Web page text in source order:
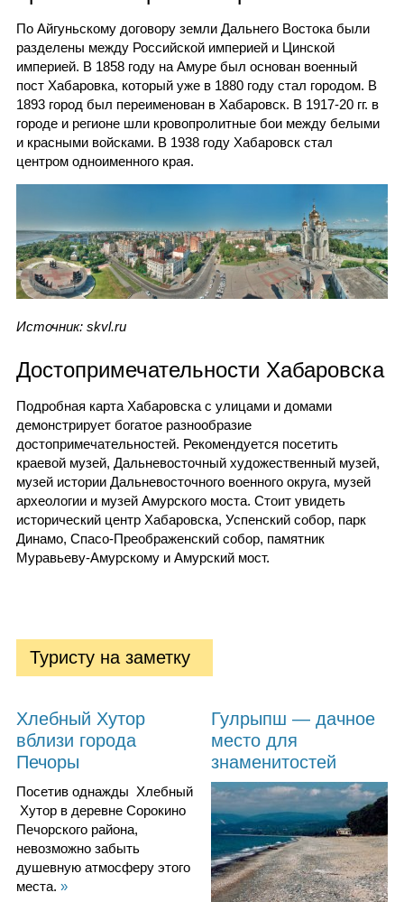
По Айгуньскому договору земли Дальнего Востока были
разделены между Российской империей и Цинской
империей. В 1858 году на Амуре был основан военный
пост Хабаровка, который уже в 1880 году стал городом. В
1893 город был переименован в Хабаровск. В 1917-20 гг. в
городе и регионе шли кровопролитные бои между белыми
и красными войсками. В 1938 году Хабаровск стал
центром одноименного края.
Источник: skvl.ru
Достопримечательности Хабаровска
Подробная карта Хабаровска с улицами и домами
демонстрирует богатое разнообразие
достопримечательностей. Рекомендуется посетить
краевой музей, Дальневосточный художественный музей,
музей истории Дальневосточного военного округа, музей
археологии и музей Амурского моста. Стоит увидеть
исторический центр Хабаровска, Успенский собор, парк
Динамо, Спасо-Преображенский собор, памятник
Муравьеву-Амурскому и Амурский мост.
Туристу на заметку
Хлебный Хутор
вблизи города
Печоры
Посетив однажды Хлебный
Хутор в деревне Сорокино
Печорского района,
невозможно забыть
душевную атмосферу этого
места. »
Гулрыпш — дачное
место для
знаменитостей